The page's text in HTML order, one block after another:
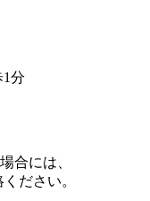
分
合には、
ださい。